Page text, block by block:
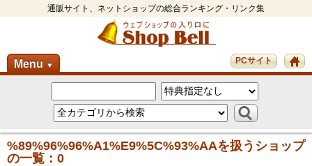
通販サイト、ネットショップの総合ランキング・リンク集
Menu ▼ PCサイト
%89%96%96%A1%E9%5C%93%AAを扱うショップ
の一覧：0